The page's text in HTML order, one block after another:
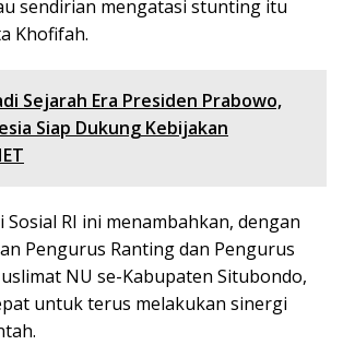
sendirian mengatasi stunting itu
Khofifah.
Sejarah Era Presiden Prabowo,
Siap Dukung Kebijakan
RI ini menambahkan, dengan
Pengurus Ranting dan Pengurus
NU se-Kabupaten Situbondo,
untuk terus melakukan sinergi